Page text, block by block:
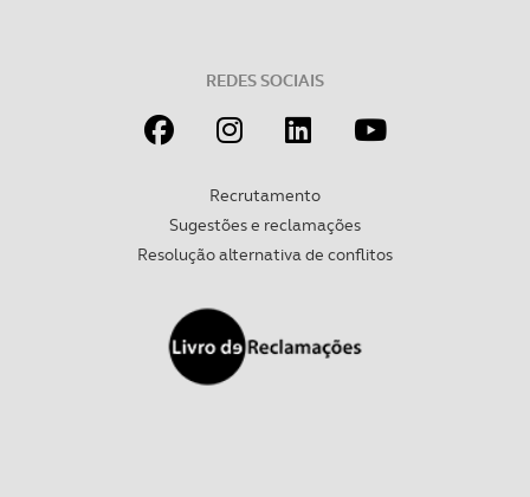
REDES SOCIAIS
Recrutamento
Sugestões e reclamações
Resolução alternativa de conflitos